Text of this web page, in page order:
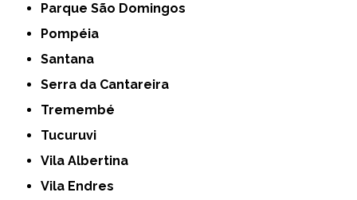
Parque São Domingos
Pompéia
Santana
Serra da Cantareira
Tremembé
Tucuruvi
Vila Albertina
Vila Endres